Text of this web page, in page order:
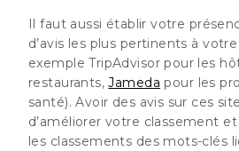
Il faut aussi établir votre
d’avis les plus pertinents à
exemple TripAdvisor pour les
restaurants,Jameda pour les
santé). Avoir des avis sur ces
d’améliorer votre classement
les classements des mots-clés